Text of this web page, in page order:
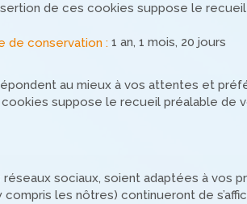
de ces cookies suppose le
de conservation : 1 an, 1 mois, 20 jours
au mieux à vos attentes et
cookies suppose le recueil préalable de
sociaux, soient adaptées à vos
les nôtres) continueront de